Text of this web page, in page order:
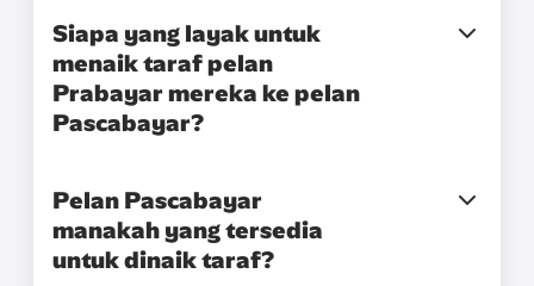
Siapa yang layak untuk
menaik taraf pelan
Prabayar mereka ke pelan
Pascabayar?
Pelan Pascabayar
manakah yang tersedia
untuk dinaik taraf?